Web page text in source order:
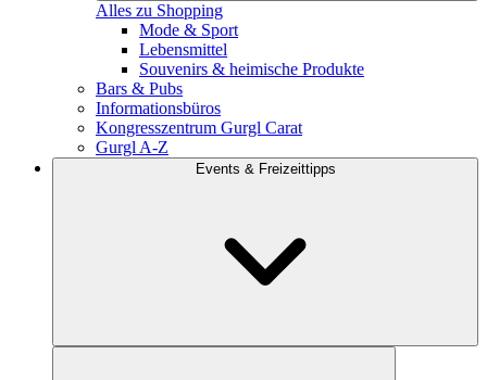
Alles zu Shopping
Mode & Sport
Lebensmittel
Souvenirs & heimische Produkte
Bars & Pubs
Informationsbüros
Kongresszentrum Gurgl Carat
Gurgl A-Z
Events & Freizeittipps